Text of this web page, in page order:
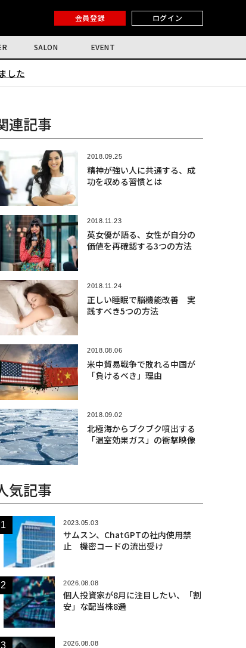
会員登録 ログイン
SALON EVENT
した
連記事
2018.09.25
精神が強い人に共通する、成
功を収める習慣とは
2018.11.23
英女優が語る、女性が自分の
価値を再確認する3つの方法
2018.11.24
正しい睡眠で脳機能改善 実
践すべき5つの方法
2018.08.06
米中貿易戦争で敗れる中国が
「負けるべき」理由
2018.09.02
北極海からブクブク噴出する
「温室効果ガス」の衝撃映像
気記事
2023.05.03
サムスン、ChatGPTの社内使用禁
止 機密コードの流出受け
2026.08.08
個人投資家が8月に注目したい、「割
安」な配当株8選
2026.08.08